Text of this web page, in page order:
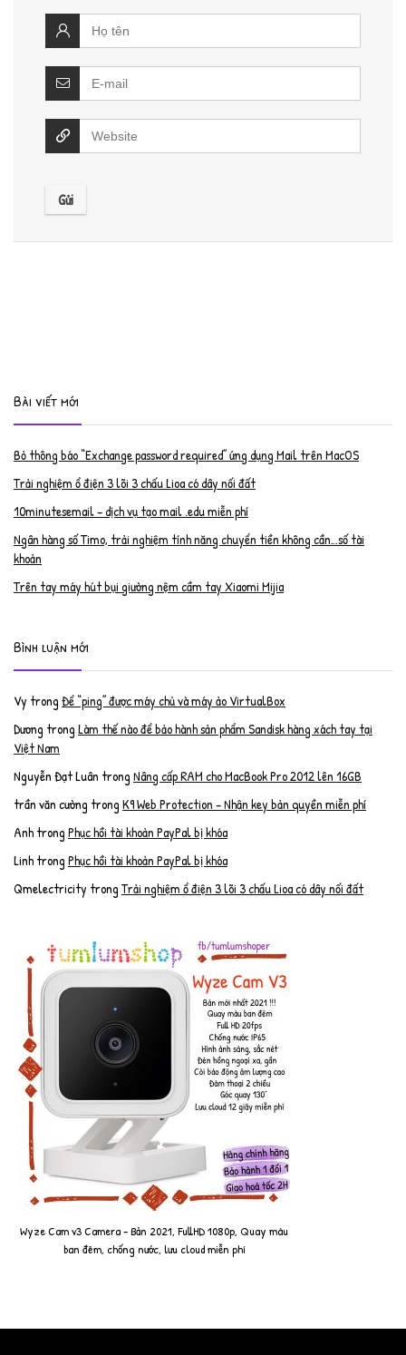
Bài viết mới
Bỏ thông báo “Exchange password required” ứng dụng Mail trên MacOS
Trải nghiệm ổ điện 3 lõi 3 chấu Lioa có dây nối đất
10minutesemail – dịch vụ tạo mail .edu miễn phí
Ngân hàng số Timo, trải nghiệm tính năng chuyển tiền không cần…số tài
khoản
Trên tay máy hút bụi giường nệm cầm tay Xiaomi Mijia
Bình luận mới
Vy trongĐể “ping” được máy chủ và máy ảo VirtualBox
Dương trongLàm thế nào để bảo hành sản phẩm Sandisk hàng xách tay tại
Việt Nam
Nguyễn Đạt Luân trongNâng cấp RAM cho MacBook Pro 2012 lên 16GB
trần văn cường trongK9 Web Protection – Nhận key bản quyền miễn phí
AnhtrongPhục hồi tài khoản PayPal bị khóa
LinhtrongPhục hồi tài khoản PayPal bị khóa
Qmelectricity trongTrải nghiệm ổ điện 3 lõi 3 chấu Lioa có dây nối đất
Wyze Cam v3 Camera - Bản 2021, FullHD 1080p, Quay màu
ban đêm, chống nước, lưu cloud miễn phí